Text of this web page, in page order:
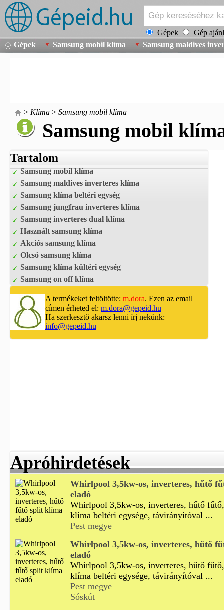
Gépek
Gép
Gépek
Samsung mobil klíma Samsung maldives
> Klíma > Samsung mobil klíma
Samsung mobil
Tartalom
Samsung mobil klíma
Samsung maldives inverteres klíma
Samsung klíma beltéri egység
Samsung jungfrau inverteres klíma
Samsung inverteres dual klíma
Használt samsung klíma
Akciós samsung klíma
Olcsó samsung klíma
Samsung klíma kültéri egység
Samsung on off klíma
A termékeket feltöltötte: m.dora. Ezen az email
címen érheted el: m.dora@gepeid.hu
Ha szerkesztő akarsz lenni írj nekünk:
info@gepeid.hu
Apróhirdetések
Whirlpool 3,5kw-os, inverteres, hűtő
eladó
Whirlpool 3,5kw-os, inverteres, hűtő
klíma beltéri egysége, távirányítóval ...
Pest megye
Whirlpool 3,5kw-os, inverteres, hűtő
eladó
Whirlpool 3,5kw-os, inverteres, hűtő
klíma beltéri egysége, távirányítóval ...
Pest megye
Sóskút